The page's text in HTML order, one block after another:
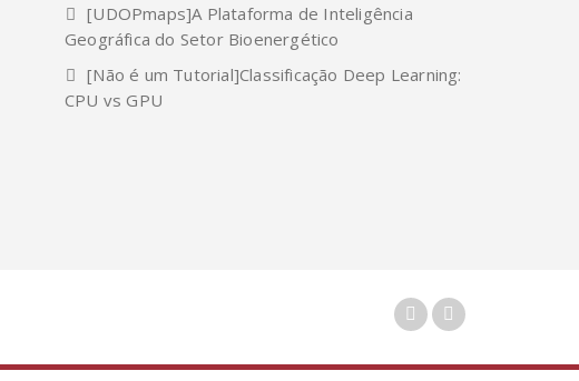
[UDOPmaps]A Plataforma de Inteligência
Geográfica do Setor Bioenergético
[Não é um Tutorial]Classificação Deep Learning:
CPU vs GPU